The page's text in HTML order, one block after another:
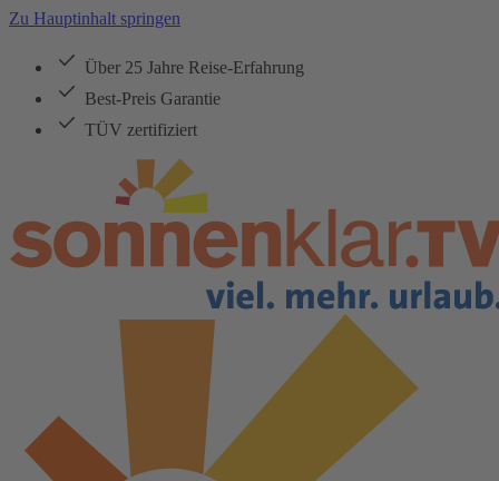
Zu Hauptinhalt springen
Über 25 Jahre Reise-Erfahrung
Best-Preis Garantie
TÜV zertifiziert